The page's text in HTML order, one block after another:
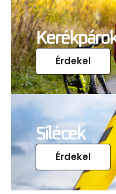
Érdekel
Sílécek
Érdekel